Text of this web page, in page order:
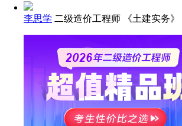
李思学 二级造价工程师 《土建实务》